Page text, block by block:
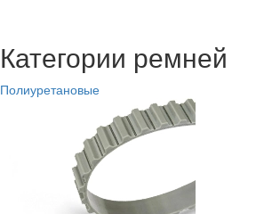
Категории ремней
Полиуретановые